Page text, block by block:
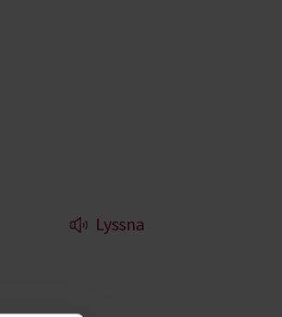
Lyssna